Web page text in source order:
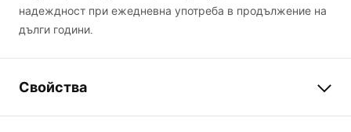
надеждност при ежедневна употреба в продължение на
дълги години.
Свойства